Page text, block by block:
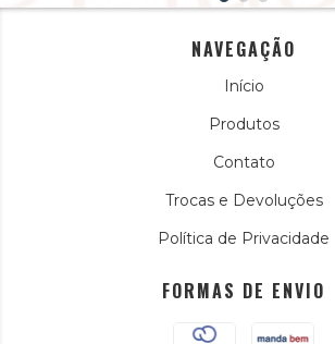
NAVEGAÇÃO
Início
Produtos
Contato
Trocas e Devoluções
Política de Privacidade
FORMAS DE ENVIO